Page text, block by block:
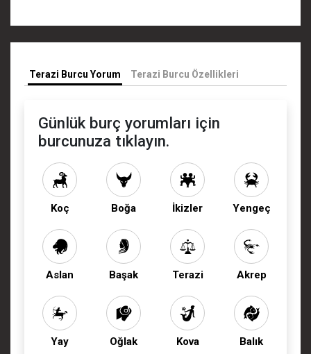
Terazi Burcu Yorum Terazi Burcu Özellikleri
Günlük burç yorumları için
burcunuza tıklayın.
Koç Boğa İkizler Yengeç
Aslan Başak Terazi Akrep
Yay Oğlak Kova Balık